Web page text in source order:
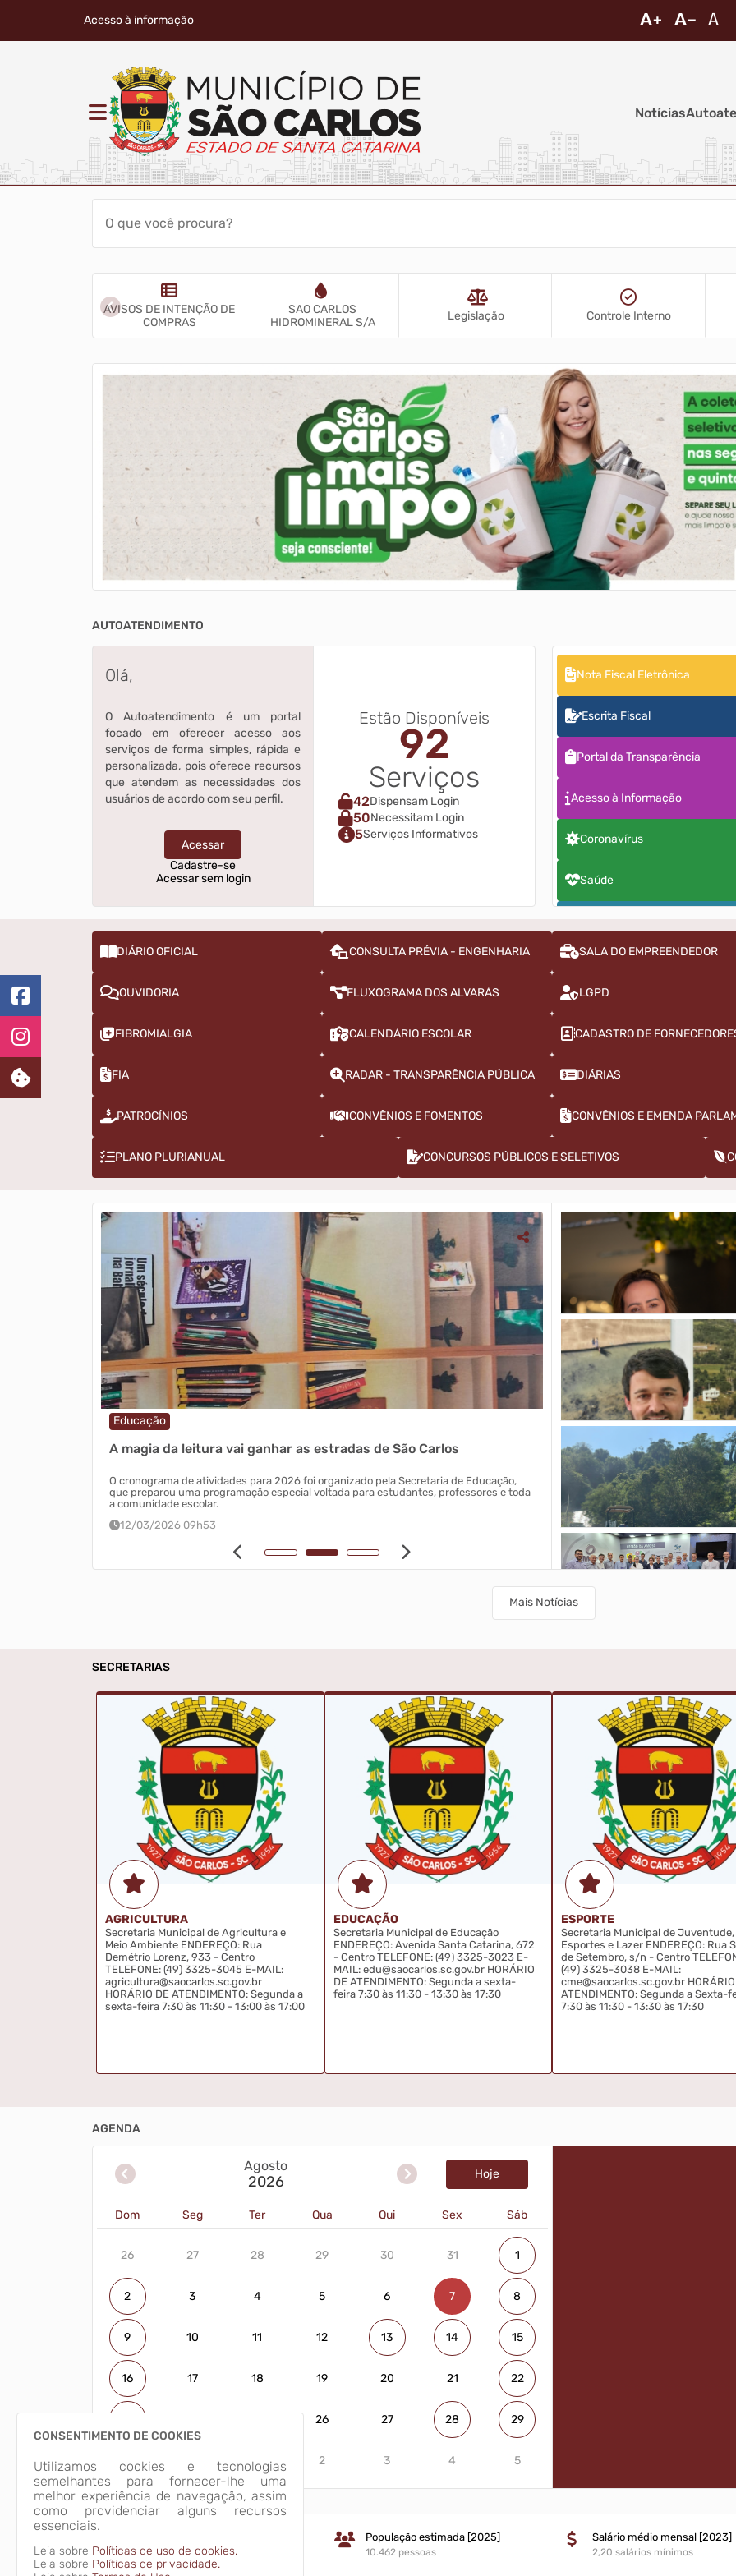
Acesso à informação
Notícias
AVISOS DE INTENÇÃO DE
COMPRAS
SAO CARLOS
HIDROMINERAL S/A
Legislação Controle Interno
AUTOATENDIMENTO
Olá,
O Autoatendimento é um portal
focado em oferecer acesso aos
serviços de forma simples, rápida e
personalizada, pois oferece recursos
que atendem as necessidades dos
usuários de acordo com seu perfil.
Acessar
Cadastre-se
Acessar sem login
Estão Disponíveis
92
Serviços
42Dispensam Login
50Necessitam Login
5Serviços Informativos
Nota Fiscal Eletrônica
Escrita Fiscal
Portal da Transparência
Acesso à Informação
Coronavírus
Saúde
DIÁRIO OFICIAL CONSULTA PRÉVIA - ENGENHARIA SALA DO EMPREENDEDOR
OUVIDORIA FLUXOGRAMA DOS ALVARÁS LGPD
FIBROMIALGIA CALENDÁRIO ESCOLAR CADASTRO DE
FIA RADAR - TRANSPARÊNCIA PÚBLICA DIÁRIAS
PATROCÍNIOS CONVÊNIOS E FOMENTOS
PLANO PLURIANUAL CONCURSOS PÚBLICOS E SELETIVOS
Educação
A magia da leitura vai ganhar as estradas de São Carlos
O cronograma de atividades para 2026 foi organizado pela Secretaria de Educação,
que preparou uma programação especial voltada para estudantes, professores e toda
a comunidade escolar.
12/03/2026 09h53
Administração
Novo momento na
Djovan estará à frente da
prefeito Delton Paulo Balbinot estará
12/03/2026 09h44
Mais Notícias
SECRETARIAS
AGRICULTURA
Secretaria Municipal de Agricultura e
Meio Ambiente ENDEREÇO: Rua
Demétrio Lorenz, 933 - Centro
TELEFONE: (49) 3325-3045 E-MAIL:
agricultura@saocarlos.sc.gov.br
HORÁRIO DE ATENDIMENTO: Segunda a
sexta-feira 7:30 às 11:30 - 13:00 às 17:00
EDUCAÇÃO
Secretaria Municipal de Educação
ENDEREÇO: Avenida Santa Catarina, 672
- Centro TELEFONE: (49) 3325-3023 E-
MAIL: edu@saocarlos.sc.gov.br HORÁRIO
DE ATENDIMENTO: Segunda a sexta-
feira 7:30 às 11:30 - 13:30 às 17:30
ESPORTE
Secretaria Municipal de Juventude,
Esportes e Lazer ENDEREÇO: Rua
de Setembro, s/n - Centro
(49) 3325-3038 E-MAIL:
cme@saocarlos.sc.gov.br HORÁRIO
ATENDIMENTO: Segunda a Sexta-
7:30 às 11:30 - 13:30 às 17:30
AGENDA
Agosto
2026 Hoje
Dom Seg Ter Qua Qui Sex Sáb
26 27 28 29 30 31 1
2 3 4 5 6 7 8
9 10 11 12 13 14 15
16 17 18 19 20 21 22
26 27 28 29
30 31 1 2 3 4 5
162.120 Km²
População estimada [2025]
10.462 pessoas
Salário médio mensal [2023]
2,20 salários mínimos
CONSENTIMENTO DE COOKIES
Utilizamos cookies e tecnologias
semelhantes para fornecer-lhe uma
melhor experiência de navegação, assim
como providenciar alguns recursos
essenciais.
Leia sobre Políticas de uso de cookies.
Leia sobre Políticas de privacidade.